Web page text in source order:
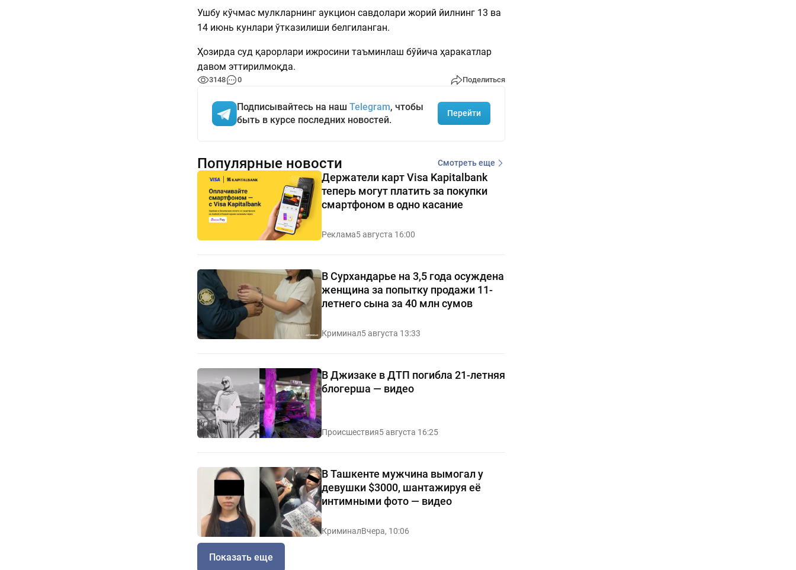
Ушбу кўчмас мулкларнинг аукцион савдолари жорий йилнинг 13 ва
14 июнь кунлари ўтказилиши белгиланган.
Ҳозирда суд қарорлари ижросини таъминлаш бўйича ҳаракатлар
давом эттирилмоқда.
3148 0 Поделиться
Подписывайтесь на наш Telegram, чтобы
быть в курсе последних новостей.
Перейти
Популярные новости Смотреть еще
Держатели карт Visa Kapitalbank
теперь могут платить за покупки
смартфоном в одно касание
Реклама5 августа 16:00
В Сурхандарье на 3,5 года осуждена
женщина за попытку продажи 11-
летнего сына за 40 млн сумов
Криминал5 августа 13:33
В Джизаке в ДТП погибла 21-летняя
блогерша — видео
Происшествия5 августа 16:25
В Ташкенте мужчина вымогал у
девушки $3000, шантажируя её
интимными фото — видео
КриминалВчера, 10:06
Показать еще